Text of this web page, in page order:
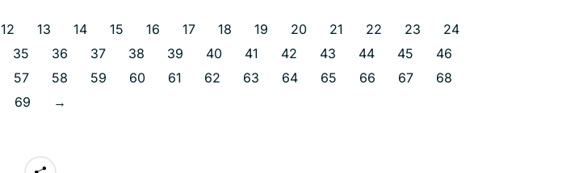
12 13 14 15 16 17 18 19 20 21 22 23
24
35 36 37 38 39 40 41 42 43 44 45
46
57 58 59 60 61 62 63 64 65 66 67
68
69
→